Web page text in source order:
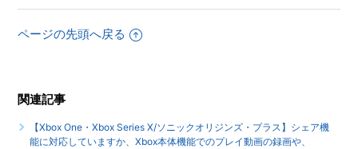
機種版やPC版とオンラインプレイができますか
外版とオンラインプレイができますか
もっと見る
ページの先頭へ戻る
関連記事
【Xbox One・Xbox Series X/ソニックオリジンズ・プラス】シェア機
能に対応していますか、Xbox本体機能でのプレイ動画の録画や、